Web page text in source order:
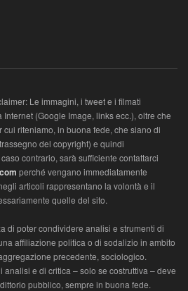
Le immagini, i tweet e i filmati
(Google Image, links ecc.), oltre che
riteniamo, in buona fede, che siano di
del copyright) e quindi
contrario, sarà sufficiente contattarci
perché vengano immediatamente
articoli rappresentano la volontà e il
quelle del sito.
di poter condividere analisi e strumenti di
affiliazione politica o di sodalizio in ambito
precedente, sociologico.
e di critica – solo se costruttiva – deve
pubblico, sempre in buona fede.